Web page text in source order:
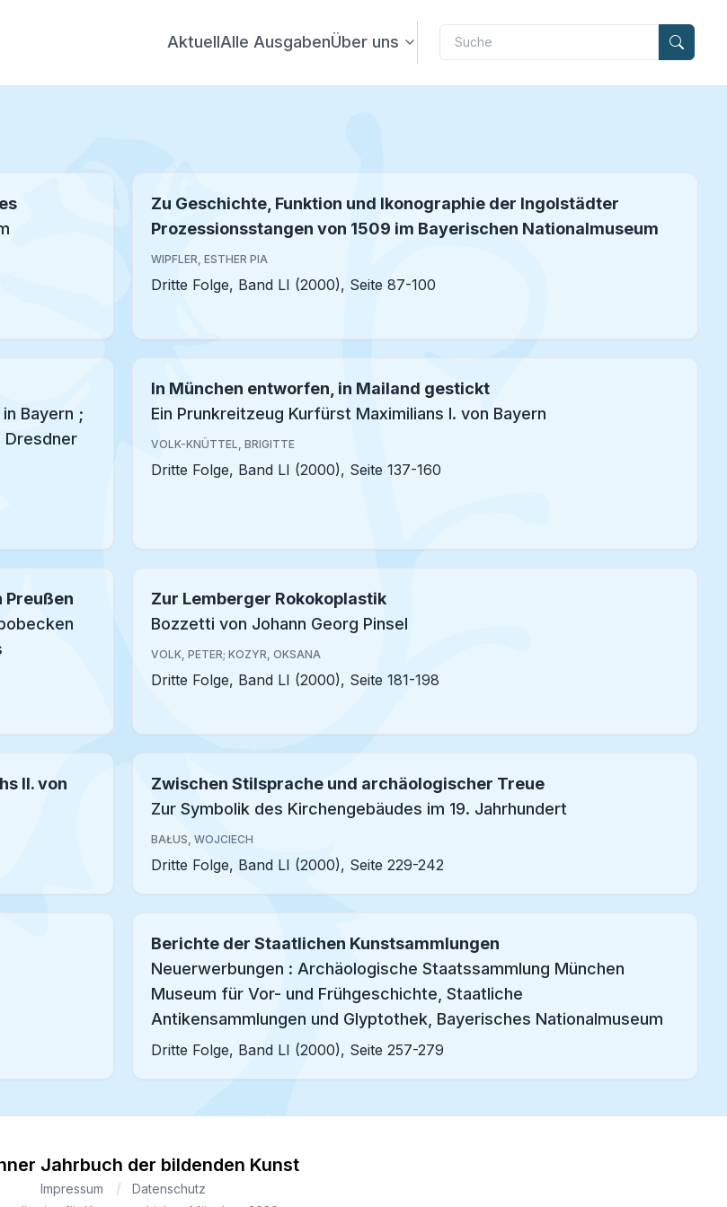
AktuellAlle AusgabenÜber uns
Label
Zu Geschichte, Funktion und Ikonographie der Ingolstädter
Prozessionsstangen von 1509 im Bayerischen Nationalmuseum
WIPFLER, ESTHER PIA
Dritte Folge, Band LI (2000), Seite 87-100
Bayern ;
Dresdner
In München entworfen, in Mailand gestickt
Ein Prunkreitzeug Kurfürst Maximilians I. von Bayern
VOLK-KNÜTTEL, BRIGITTE
Dritte Folge, Band LI (2000), Seite 137-160
Preußen
Zur Lemberger Rokokoplastik
Bozzetti von Johann Georg Pinsel
VOLK, PETER; KOZYR, OKSANA
Dritte Folge, Band LI (2000), Seite 181-198
II. von
Zwischen Stilsprache und archäologischer Treue
Zur Symbolik des Kirchengebäudes im 19. Jahrhundert
BAŁUS, WOJCIECH
Dritte Folge, Band LI (2000), Seite 229-242
Berichte der Staatlichen Kunstsammlungen
Neuerwerbungen : Archäologische Staatssammlung München
Museum für Vor- und Frühgeschichte, Staatliche
Antikensammlungen und Glyptothek, Bayerisches Nationalmuseum
Dritte Folge, Band LI (2000), Seite 257-279
Jahrbuch der bildenden Kunst
Impressum
Datenschutz